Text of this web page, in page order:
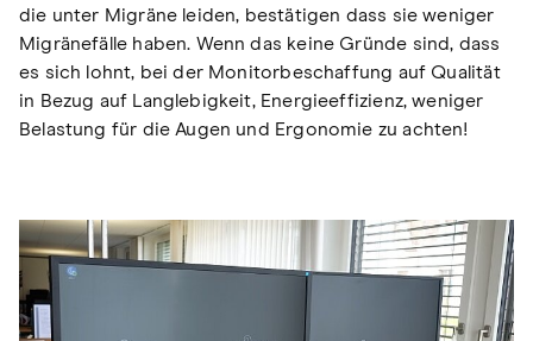
die unter Migräne leiden, bestätigen dass sie weniger
Migränefälle haben. Wenn das keine Gründe sind, dass
es sich lohnt, bei der Monitorbeschaffung auf Qualität
in Bezug auf Langlebigkeit, Energieeffizienz, weniger
Belastung für die Augen und Ergonomie zu achten!